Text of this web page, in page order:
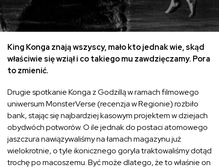
King Konga znają wszyscy, mało kto jednak wie, skąd
właściwie się wziął i co takiego mu zawdzięczamy. Pora
to zmienić.
Drugie spotkanie Konga z Godzillą w ramach filmowego
uniwersum MonsterVerse (recenzja w Regionie) rozbiło
bank, stając się najbardziej kasowym projektem w dziejach
obydwóch potworów. O ile jednak do postaci atomowego
jaszczura nawiązywaliśmy na łamach magazynu już
wielokrotnie, o tyle ikonicznego goryla traktowaliśmy dotąd
trochę po macoszemu. Być może dlatego, że to właśnie on